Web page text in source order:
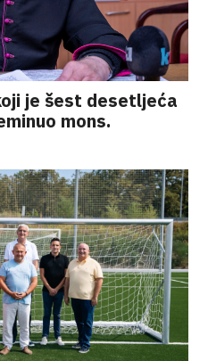
je šest desetljeća
mons.